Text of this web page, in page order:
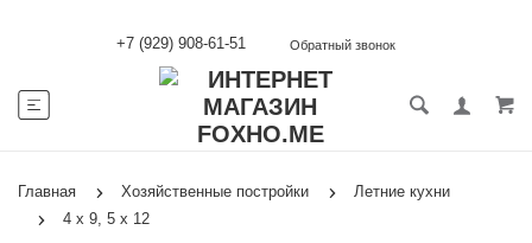
+7 (929) 908-61-51 Обратный звонок
Главная Хозяйственные постройки
Летние кухни
4 х 9, 5 х 12